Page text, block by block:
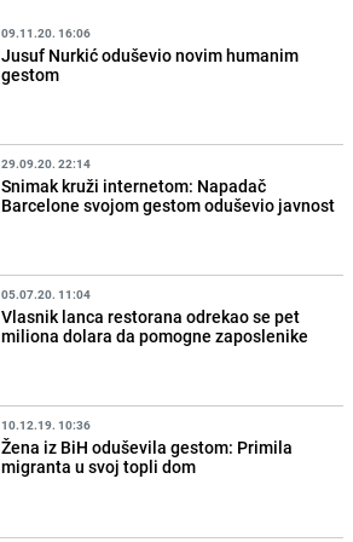
09.11.20. 16:06
Jusuf Nurkić oduševio novim humanim
gestom
29.09.20. 22:14
Snimak kruži internetom: Napadač
Barcelone svojom gestom oduševio javnost
05.07.20. 11:04
Vlasnik lanca restorana odrekao se pet
miliona dolara da pomogne zaposlenike
10.12.19. 10:36
Žena iz BiH oduševila gestom: Primila
migranta u svoj topli dom